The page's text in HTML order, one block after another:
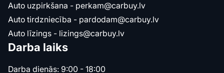
Auto uzpirkšana - perkam@carbuy.lv
Auto tirdzniecība - pardodam@carbuy.lv
Auto līzings - lizings@carbuy.lv
Darba laiks
Darba dienās: 9:00 - 18:00